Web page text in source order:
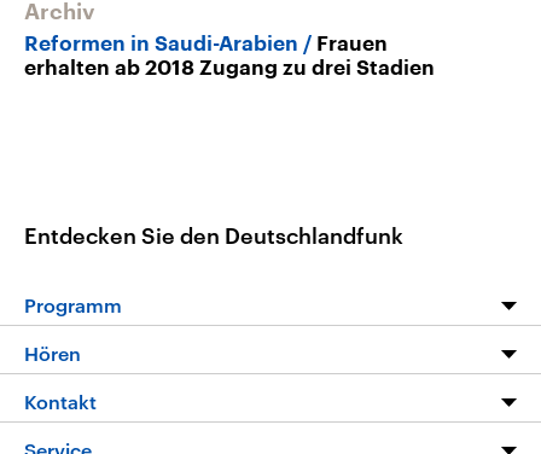
Archiv
Reformen in Saudi-Arabien
Frauen
erhalten ab 2018 Zugang zu drei Stadien
Entdecken Sie den Deutschlandfunk
Programm
Programm
Die Nachrichten
Hören
Livestream
Kontakt
Hörerservice